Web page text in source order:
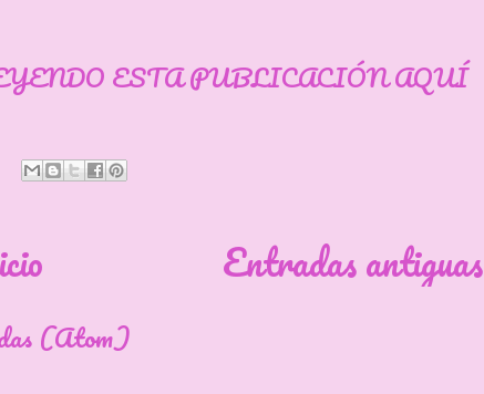
ESTA PUBLICACIÓN AQUÍ
Entradas antiguas
(Atom)